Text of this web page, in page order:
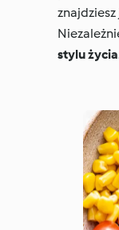
stylu życia